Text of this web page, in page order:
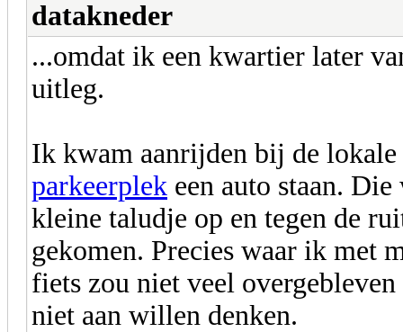
datakneder
...omdat ik een kwartier later
uitleg.
Ik kwam aanrijden bij de
parkeerplek een auto staan.
kleine taludje op en tegen de
gekomen. Precies waar ik met
fiets zou niet veel
niet aan willen denken.